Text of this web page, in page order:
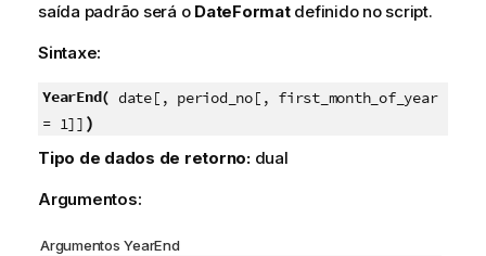
saída padrão será o DateFormatdefinido no script.
Sintaxe:
YearEnd( date[, period_no[, first_month_of_year
= 1]] )
Tipo de dados de retorno:dual
Argumentos:
Argumentos YearEnd